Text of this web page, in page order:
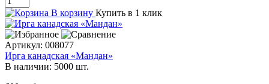
В корзину Купить в 1 клик
Артикул: 008077
Ирга канадская «Мандан»
В наличии: 5000 шт.